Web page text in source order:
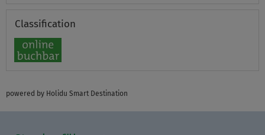
Classification
powered by Holidu Smart Destination